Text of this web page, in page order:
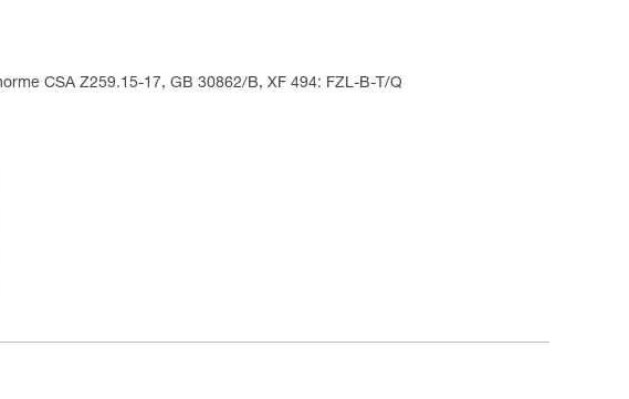
CSA Z259.15-17, GB 30862/B, XF 494: FZL-B-T/Q